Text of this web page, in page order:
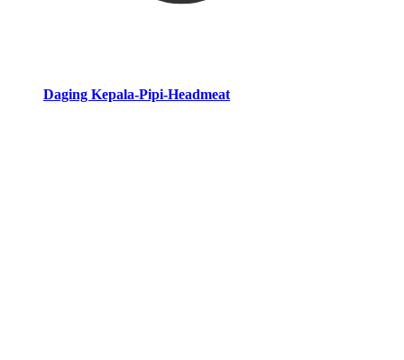
Daging Kepala-Pipi-Headmeat